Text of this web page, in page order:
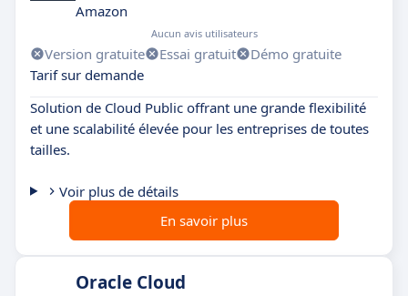
Amazon
Aucun avis utilisateurs
Version gratuite Essai gratuit
Démo gratuite
Tarif sur demande
Solution de Cloud Public offrant une grande flexibilité
et une scalabilité élevée pour les entreprises de toutes
tailles.
Voir plus de détails
En savoir plus
Oracle Cloud